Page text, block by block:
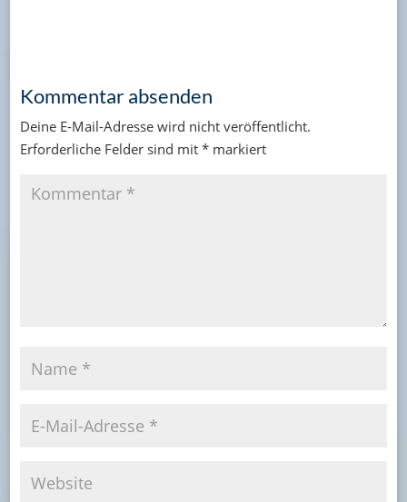
Kommentar absenden
Deine E-Mail-Adresse wird nicht veröffentlicht.
Erforderliche Felder sind mit *markiert